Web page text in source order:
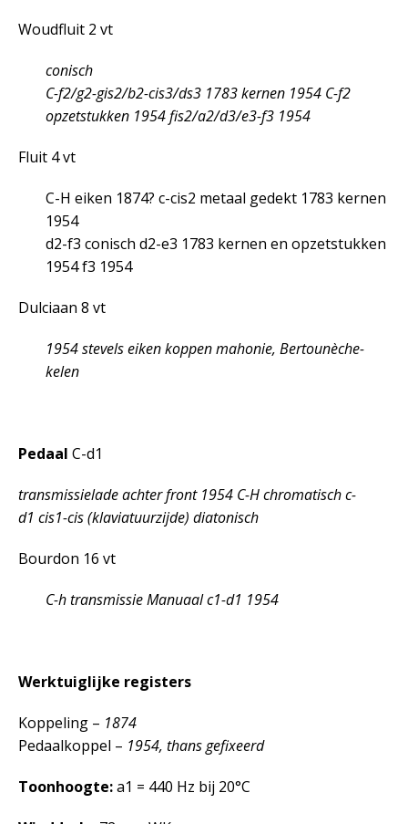
Woudfluit 2 vt
conisch
C-f2/g2-gis2/b2-cis3/ds3 1783 kernen 1954 C-f2
opzetstukken 1954 fis2/a2/d3/e3-f3 1954
Fluit 4 vt
C-H eiken 1874? c-cis2 metaal gedekt 1783 kernen
1954
d2-f3 conisch d2-e3 1783 kernen en opzetstukken
1954 f3 1954
Dulciaan 8 vt
1954 stevels eiken koppen mahonie, Bertounèche-
kelen
Pedaal C-d1
transmissielade achter front 1954 C-H chromatisch c-
d1 cis1-cis (klaviatuurzijde) diatonisch
Bourdon 16 vt
C-h transmissie Manuaal c1-d1 1954
Werktuiglijke registers
Koppeling – 1874
Pedaalkoppel – 1954, thans gefixeerd
Toonhoogte:a1 = 440 Hz bij 20°C